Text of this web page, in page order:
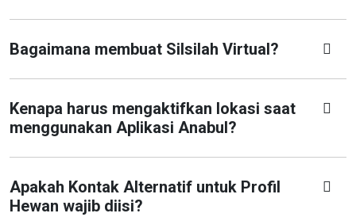
Bagaimana membuat Silsilah Virtual?
Kenapa harus mengaktifkan lokasi saat
menggunakan Aplikasi Anabul?
Apakah Kontak Alternatif untuk Profil
Hewan wajib diisi?